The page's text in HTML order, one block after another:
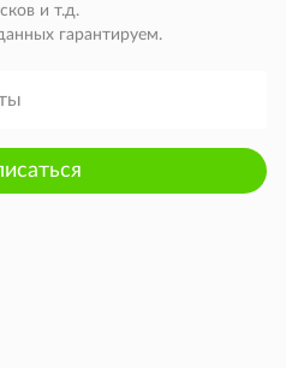
и т.д.
гарантируем.